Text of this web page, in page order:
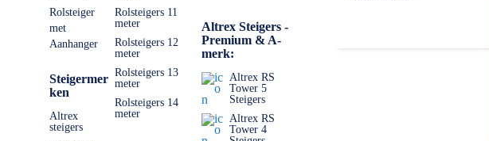
Rolsteiger
met
Aanhanger
Steigermer
ken
Altrex
steigers
Rolsteigers 11
meter
Rolsteigers 12
meter
Rolsteigers 13
meter
Rolsteigers 14
meter
Altrex Steigers -
Premium & A-
merk:
Altrex RS
Tower 5
Steigers
Altrex RS
Tower 4